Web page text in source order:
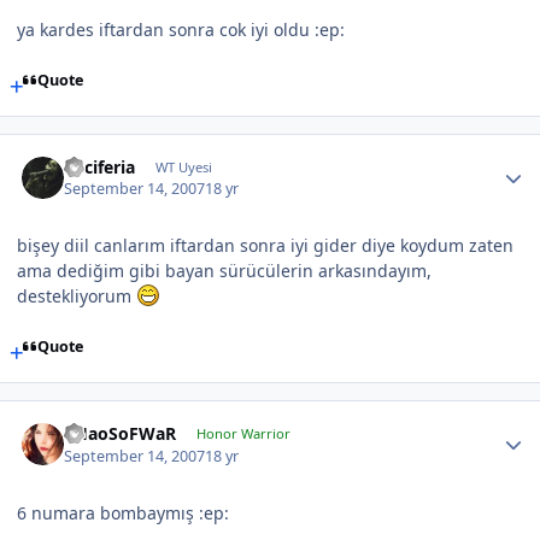
ya kardes iftardan sonra cok iyi oldu :ep:
Quote
Luciferia WT Uyesi
September 14, 200718 yr
bişey diil canlarım iftardan sonra iyi gider diye koydum zaten
ama dediğim gibi bayan sürücülerin arkasındayım,
destekliyorum
Quote
CHaoSoFWaR Honor Warrior
September 14, 200718 yr
6 numara bombaymış :ep: